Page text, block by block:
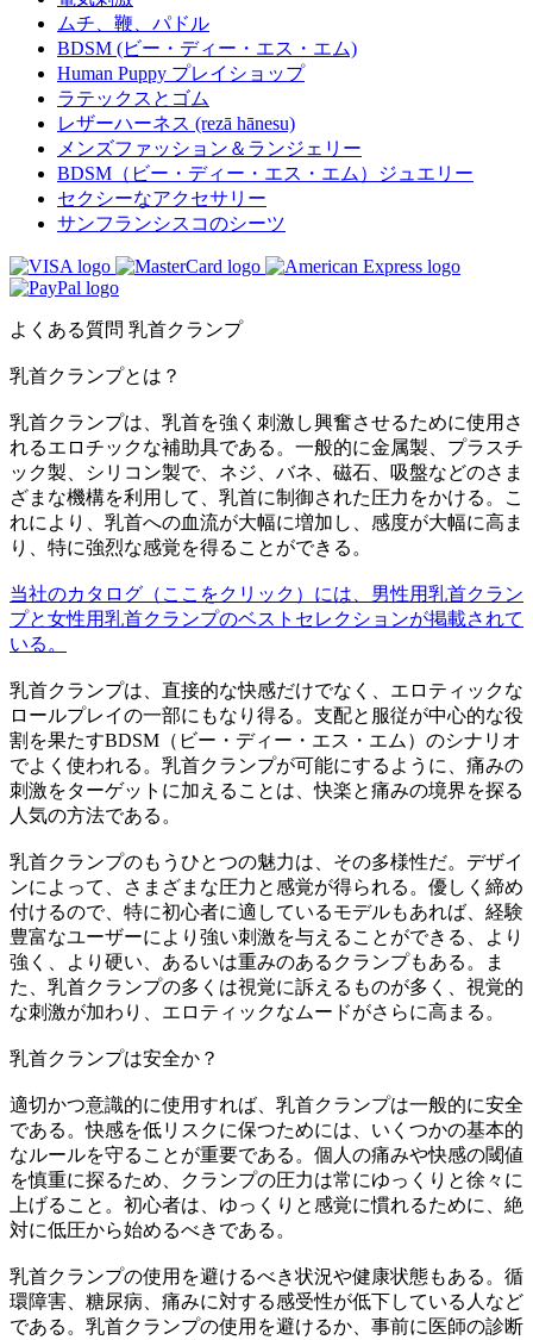
ムチ、鞭、パドル
BDSM (ビー・ディー・エス・エム)
Human Puppy プレイショップ
ラテックスとゴム
レザーハーネス (rezā hānesu)
メンズファッション＆ランジェリー
BDSM（ビー・ディー・エス・エム）ジュエリー
セクシーなアクセサリー
サンフランシスコのシーツ
よくある質問 乳首クランプ
乳首クランプとは？
乳首クランプは、乳首を強く刺激し興奮させるために使用さ
れるエロチックな補助具である。一般的に金属製、プラスチ
ック製、シリコン製で、ネジ、バネ、磁石、吸盤などのさま
ざまな機構を利用して、乳首に制御された圧力をかける。こ
れにより、乳首への血流が大幅に増加し、感度が大幅に高ま
り、特に強烈な感覚を得ることができる。
当社のカタログ（ここをクリック）には、男性用乳首クラン
プと女性用乳首クランプのベストセレクションが掲載されて
いる。
乳首クランプは、直接的な快感だけでなく、エロティックな
ロールプレイの一部にもなり得る。支配と服従が中心的な役
割を果たすBDSM（ビー・ディー・エス・エム）のシナリオ
でよく使われる。乳首クランプが可能にするように、痛みの
刺激をターゲットに加えることは、快楽と痛みの境界を探る
人気の方法である。
乳首クランプのもうひとつの魅力は、その多様性だ。デザイ
ンによって、さまざまな圧力と感覚が得られる。優しく締め
付けるので、特に初心者に適しているモデルもあれば、経験
豊富なユーザーにより強い刺激を与えることができる、より
強く、より硬い、あるいは重みのあるクランプもある。ま
た、乳首クランプの多くは視覚に訴えるものが多く、視覚的
な刺激が加わり、エロティックなムードがさらに高まる。
乳首クランプは安全か？
適切かつ意識的に使用すれば、乳首クランプは一般的に安全
である。快感を低リスクに保つためには、いくつかの基本的
なルールを守ることが重要である。個人の痛みや快感の閾値
を慎重に探るため、クランプの圧力は常にゆっくりと徐々に
上げること。初心者は、ゆっくりと感覚に慣れるために、絶
対に低圧から始めるべきである。
乳首クランプの使用を避けるべき状況や健康状態もある。循
環障害、糖尿病、痛みに対する感受性が低下している人など
である。乳首クランプの使用を避けるか、事前に医師の診断